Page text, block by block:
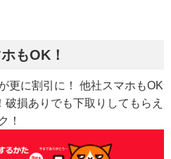
もOK！
更に割引に！ 他社スマホもOK
損ありでも下取りしてもらえ
！